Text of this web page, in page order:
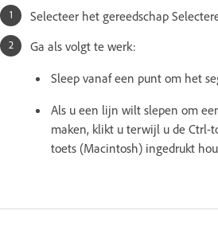
Selecteer het gereedschap
Ga als volgt te werk:
Sleep vanaf een punt om het
Als u een lijn wilt slepen om
maken, klikt u terwijl u de Ctrl-
toets (Macintosh) ingedrukt